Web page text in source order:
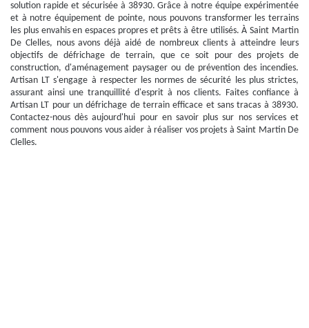
solution rapide et sécurisée à 38930. Grâce à notre équipe expérimentée
et à notre équipement de pointe, nous pouvons transformer les terrains
les plus envahis en espaces propres et prêts à être utilisés. À Saint Martin
De Clelles, nous avons déjà aidé de nombreux clients à atteindre leurs
objectifs de défrichage de terrain, que ce soit pour des projets de
construction, d'aménagement paysager ou de prévention des incendies.
Artisan LT s'engage à respecter les normes de sécurité les plus strictes,
assurant ainsi une tranquillité d'esprit à nos clients. Faites confiance à
Artisan LT pour un défrichage de terrain efficace et sans tracas à 38930.
Contactez-nous dès aujourd'hui pour en savoir plus sur nos services et
comment nous pouvons vous aider à réaliser vos projets à Saint Martin De
Clelles.